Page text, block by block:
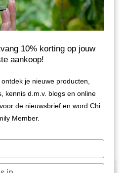
10% korting op jouw
aankoop!
je nieuwe producten,
kennis d.m.v. blogs en online
de nieuwsbrief en word Chi
Member.